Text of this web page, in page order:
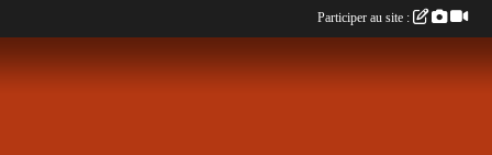
Participer au site :